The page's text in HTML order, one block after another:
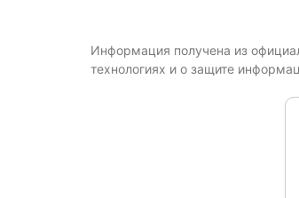
Информация получена из
технологиях и о защите